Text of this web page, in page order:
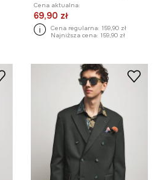
Cena aktualna:
69,90 zł
Cena regularna: 159,90 zł
Najniższa cena: 159,90 zł